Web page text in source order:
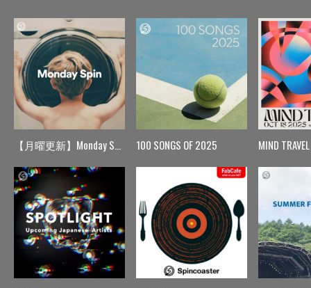
【月曜更新】Monday Spin 100 SONGS OF 2025 MIND TRAVEL